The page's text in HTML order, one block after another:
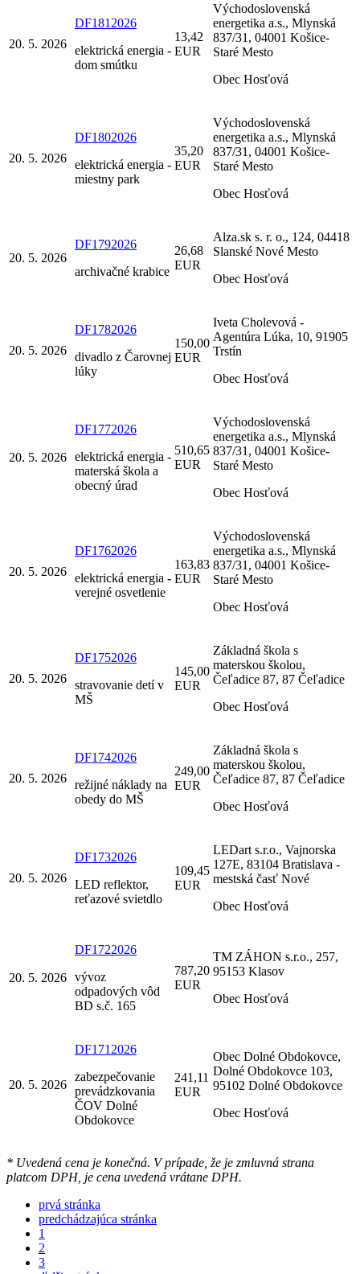
20. 5. 2026
DF1812026
elektrická energia -
dom smútku
13,42
EUR
Východoslovenská
energetika a.s., Mlynská
837/31, 04001 Košice-
Staré Mesto
Obec Hosťová
20. 5. 2026
DF1802026
elektrická energia -
miestny park
35,20
EUR
Východoslovenská
energetika a.s., Mlynská
837/31, 04001 Košice-
Staré Mesto
Obec Hosťová
20. 5. 2026
DF1792026
archivačné krabice
26,68
EUR
Alza.sk s. r. o., 124, 04418
Slanské Nové Mesto
Obec Hosťová
20. 5. 2026
DF1782026
divadlo z Čarovnej
lúky
150,00
EUR
Iveta Cholevová -
Agentúra Lúka, 10, 91905
Trstín
Obec Hosťová
20. 5. 2026
DF1772026
elektrická energia -
materská škola a
obecný úrad
510,65
EUR
Východoslovenská
energetika a.s., Mlynská
837/31, 04001 Košice-
Staré Mesto
Obec Hosťová
20. 5. 2026
DF1762026
elektrická energia -
verejné osvetlenie
163,83
EUR
Východoslovenská
energetika a.s., Mlynská
837/31, 04001 Košice-
Staré Mesto
Obec Hosťová
20. 5. 2026
DF1752026
stravovanie detí v
MŠ
145,00
EUR
Základná škola s
materskou školou,
Čeľadice 87, 87 Čeľadice
Obec Hosťová
20. 5. 2026
DF1742026
režijné náklady na
obedy do MŠ
249,00
EUR
Základná škola s
materskou školou,
Čeľadice 87, 87 Čeľadice
Obec Hosťová
20. 5. 2026
DF1732026
LED reflektor,
reťazové svietdlo
109,45
EUR
LEDart s.r.o., Vajnorska
127E, 83104 Bratislava -
mestská časť Nové
Obec Hosťová
20. 5. 2026
DF1722026
vývoz
odpadových vôd
BD s.č. 165
787,20
EUR
TM ZÁHON s.r.o., 257,
95153 Klasov
Obec Hosťová
20. 5. 2026
DF1712026
zabezpečovanie
prevádzkovania
ČOV Dolné
Obdokovce
241,11
EUR
Obec Dolné Obdokovce,
Dolné Obdokovce 103,
95102 Dolné Obdokovce
Obec Hosťová
* Uvedená cena je konečná. V prípade, že je zmluvná strana
platcom DPH, je cena uvedená vrátane DPH.
prvá stránka
predchádzajúca stránka
1
2
3